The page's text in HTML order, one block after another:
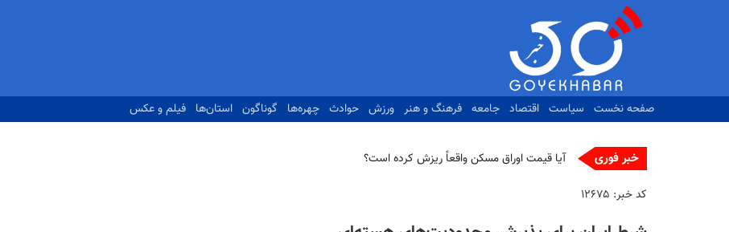
صفحه نخست سیاست اقتصاد جامعه فرهنگ و هنر ورزش حوادث چهره‌ها گوناگون استان‌ها فیلم و عکس
خبر فوری آیا قیمت اوراق مسکن واقعاً ریزش کرده است؟
کد خبر: ۱۲۶۷۵